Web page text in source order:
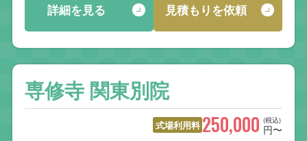
詳細を見る 見積もりを依頼
専修寺 関東別院
式場利用料 (税込)
250,000 円〜